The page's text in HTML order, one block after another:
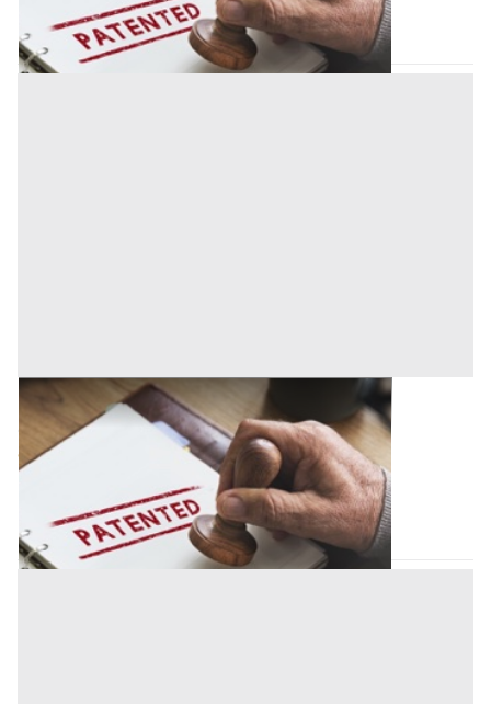
Codice asta:1f76e670
Asta chiusa
Brevetti all'asta a Bergamo
(Bergamo)
Offerta minima
8.500 €
Codice asta:33a03fb5
Asta chiusa